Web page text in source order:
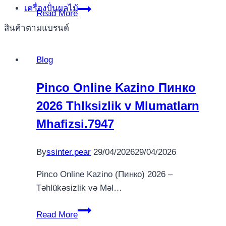
เครื่องปั่นผลไม้
สินค้าตามแบรนด์
Read More
Pokerdom
и
покер
рум.144
Blog
Pinco Online Kazino Пинко
2026 Thlksizlik v Mlumatlarn
Mhafizsi.7947
Byssinter.pear 29/04/202629/04/2026
Pinco Online Kazino (Пинко) 2026 –
Təhlükəsizlik və Məl…
Read More
Pinco